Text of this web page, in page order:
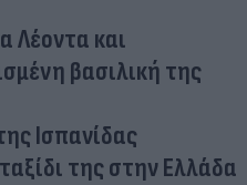
Λέοντα και
βασιλική της
Ισπανίδας
της στην Ελλάδα